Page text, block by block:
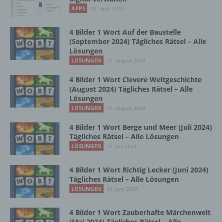
APPS 03. April 2025
4 Bilder 1 Wort Auf der Baustelle
(September 2024) Tägliches Rätsel – Alle
Lösungen
LÖSUNGEN 31. August 2024
4 Bilder 1 Wort Clevere Weltgeschichte
(August 2024) Tägliches Rätsel – Alle
Lösungen
LÖSUNGEN 01. August 2024
4 Bilder 1 Wort Berge und Meer (Juli 2024)
Tägliches Rätsel – Alle Lösungen
LÖSUNGEN 01. Juli 2024
4 Bilder 1 Wort Richtig Lecker (Juni 2024)
Tägliches Rätsel – Alle Lösungen
LÖSUNGEN 01. Juni 2024
4 Bilder 1 Wort Zauberhafte Märchenwelt
Zusammenhang mit personenbezogenen
Organisation, das Ordnen, die Speicherung,
die Anpassung oder Veränderung, das
Auslesen, das Abfragen, die Verwendung,
die Offenlegung durch Übermittlung,
Bereitstellung, den Abgleich oder die
Verknüpfung, die Einschränkung, das
Löschen oder die Vernichtung.
d) Einschränkung der Verarbeitung
Einschränkung der Verarbeitung ist die
Markierung gespeicherter
personenbezogener Daten mit dem Ziel, ihre
künftige Verarbeitung einzuschränken.
e) Profiling